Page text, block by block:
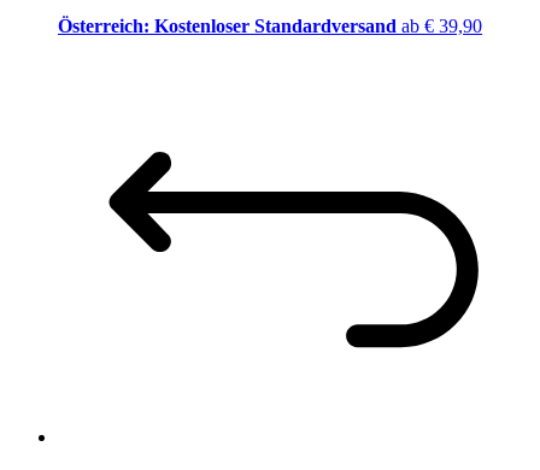
Österreich: Kostenloser Standardversand ab € 39,90